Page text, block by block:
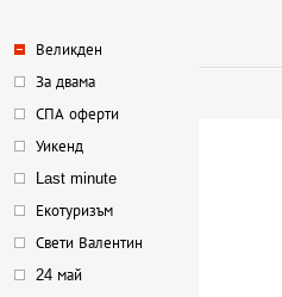
Великден
За двама
СПА оферти
Уикенд
Last minute
Екотуризъм
Свети Валентин
24 май